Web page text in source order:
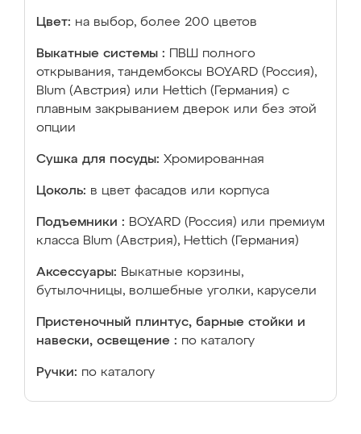
Цвет: на выбор, более 200 цветов
Выкатные системы :
ПВШ полного
открывания, тандембоксы BOYARD (Россия),
Blum (Австрия) или Hettich (Германия) с
плавным закрыванием дверок или без этой
опции
Сушка для посуды: Хромированная
Цоколь: в цвет фасадов или корпуса
Подъемники : BOYARD (Россия) или премиум
класса Blum (Австрия), Hettich (Германия)
Аксессуары: Выкатные корзины,
бутылочницы, волшебные уголки, карусели
Пристеночный плинтус, барные стойки и
навески, освещение : по каталогу
Ручки: по каталогу